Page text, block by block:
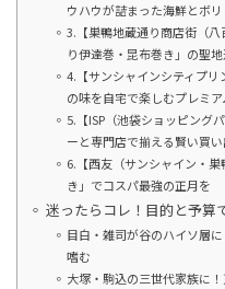
ウハウが詰まった海鮮とボ
3.【巣鴨地蔵通り商店街（
り伊達巻・昆布巻き」の聖
4.【サンシャインシティプ
の味を自宅で楽しむプレミア
5.【ISP（池袋ショッピング
ーと専門店で揃える賢い買
6.【西友（サンシャイン・
き」でコスパ最強の正月を
迷ったらコレ！目的と予算
目白・雑司が谷のハイソ層
嗜む
大塚・駒込の三世代家族に